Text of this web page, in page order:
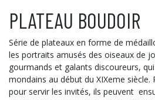
PLATEAU BOUDOIR
Série de plateaux en forme de
les portraits amusés des oiseaux de
gourmands et galants discoureurs,
mondains au début du XIXeme
pour servir les invités, ils peuvent